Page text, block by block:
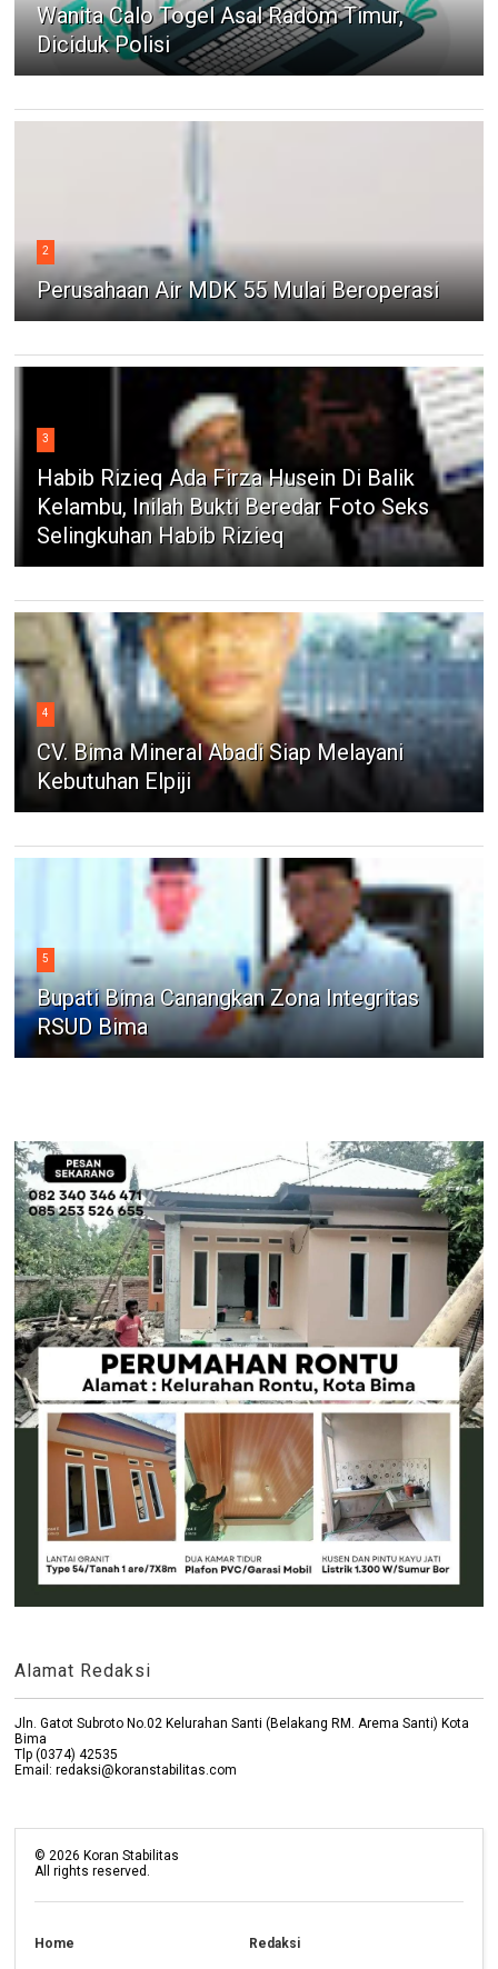
Wanita Calo Togel Asal Radom Timur,
Diciduk Polisi
2
Perusahaan Air MDK 55 Mulai Beroperasi
3
Habib Rizieq Ada Firza Husein Di Balik
Kelambu, Inilah Bukti Beredar Foto Seks
Selingkuhan Habib Rizieq
4
CV. Bima Mineral Abadi Siap Melayani
Kebutuhan Elpiji
5
Bupati Bima Canangkan Zona Integritas
RSUD Bima
Alamat Redaksi
Jln. Gatot Subroto No.02 Kelurahan Santi (Belakang RM. Arema Santi) Kota
Bima
Tlp (0374) 42535
Email: redaksi@koranstabilitas.com
©2026 Koran Stabilitas
All rights reserved.
Home Redaksi